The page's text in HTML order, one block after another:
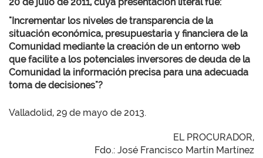
"Incrementar los niveles de transparencia de la
situación económica, presupuestaria y financiera de la
Comunidad mediante la creación de un entorno web
que facilite a los potenciales inversores de deuda de la
Comunidad la información precisa para una adecuada
toma de decisiones"?
Valladolid, 29 de mayo de 2013.
EL PROCURADOR,
Fdo.: José Francisco Martín Martínez